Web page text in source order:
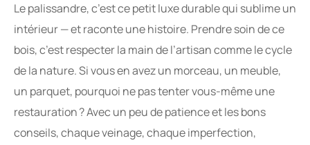
Le palissandre, c’est ce petit luxe durable qui sublime un
intérieur — et raconte une histoire. Prendre soin de ce
bois, c’est respecter la main de l’artisan comme le cycle
de la nature. Si vous en avez un morceau, un meuble,
un parquet, pourquoi ne pas tenter vous-même une
restauration ? Avec un peu de patience et les bons
conseils, chaque veinage, chaque imperfection,